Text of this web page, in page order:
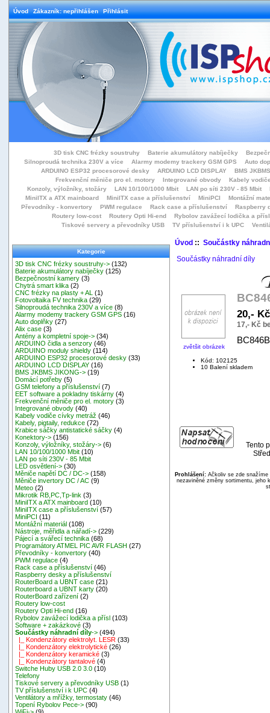
Úvod Zákazník: nepřihlášen Přihlásit
3D tisk CNC frézky soustruhy Baterie akumulátory nabíječky
Silnoproudá technika 230V a více
Alarmy modemy trackery GSM GPS
Auto
ARDUINO ESP32 procesorové desky
ARDUINO LCD DISPLAY
BMS
Frekvenční měniče pro el. motory
Integrované obvody
Kabely
Konzoly, výložníky, stožáry
LAN 10/100/1000 Mbit LAN po síti 230V - 85 Mbit
MiniITX a ATX mainboard
MiniITX case a příslušenství MiniPCI
Montážní
Převodníky - konvertory
PWM regulace Rack case a příslušenství
Raspberry
Routery low-cost
Routery Opti Hi-end
Rybolov zavážecí lodička a přísl
Tiskové servery a převodníky USB
TV příslušenství i k UPC
Kategorie
3D tisk CNC frézky soustruhy-> (132)
Baterie akumulátory nabíječky (125)
Bezpečnostní kamery (3)
Chytrá smart klika (2)
CNC frézky na plasty + AL
(1)
Fotovoltaika FV technika (29)
Silnoproudá technika 230V a více (8)
Alarmy modemy trackery GSM GPS (16)
Auto doplňky (27)
Alix case (3)
Antény a kompletní spoje-> (34)
ARDUINO čidla a senzory (46)
ARDUINO moduly shieldy (114)
ARDUINO ESP32 procesorové desky (33)
ARDUINO LCD DISPLAY (16)
BMS JKBMS JIKONG-> (19)
Domácí potřeby (5)
GSM telefony a příslušenství (7)
EET software a pokladny tiskárny (4)
Frekvenční měniče pro el. motory (3)
Integrované obvody (40)
Kabely vodiče cívky metráž (46)
Kabely, pigtaily, redukce (72)
Krabice sáčky antistatické sáčky (4)
Konektory-> (156)
Konzoly, výložníky, stožáry-> (6)
LAN 10/100/1000 Mbit (10)
LAN po síti 230V - 85 Mbit
LED osvětlení-> (30)
Měniče napětí DC / DC-> (158)
Měniče invertory DC / AC (9)
Meteo (2)
Mikrotik RB,PC,Tp-link (3)
MiniITX a ATX mainboard (10)
MiniITX case a příslušenství (57)
MiniPCI (11)
Montážní materiál (108)
Nástroje, měřidla a nářadí-> (229)
Pájecí a svářecí technika (68)
Programátory ATMEL PIC AVR FLASH (27)
Převodníky - konvertory (40)
PWM regulace (4)
Rack case a příslušenství (46)
Raspberry desky a příslušenství
RouterBoard a UBNT case (21)
Routerboard a UBNT karty (20)
RouterBoard zařízení (2)
Routery low-cost
Routery Opti Hi-end (16)
Rybolov zavážecí lodička a přísl (103)
Software + zakázkové (3)
Součástky náhradní díly-> (494)
|_ Kondenzátory elektrolyt. LESR (33)
|_ Kondenzátory elektrolytické (26)
|_ Kondenzátory keramické (3)
|_ Kondenzátory tantalové (4)
Switche Huby USB 2.0 3.0 (10)
Telefony
Tiskové servery a převodníky USB (1)
TV příslušenství i k UPC (4)
Ventilátory a mřížky, termostaty (46)
Topení Rybolov Pece-> (90)
Úvod:: Součástky
Součástky náhradní díly
zvětšit obrázek
20,-
17,- Kč
Kód: 102125
10 Balení skladem
Tento
Prohlášení:Ačkoliv se zde snažíme
nezaviněné změny sortimentu, jeho